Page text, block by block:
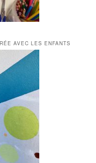
AVEC LES ENFANTS